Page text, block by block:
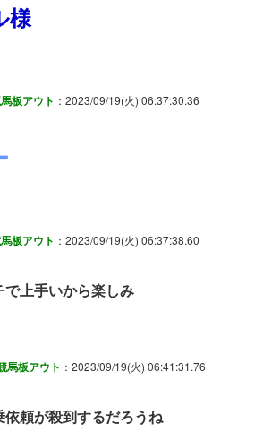
様
板アウト ：2023/09/19(火) 06:37:30.36
板アウト ：2023/09/19(火) 06:37:38.60
上手いから楽しみ
馬板アウト ：2023/09/19(火) 06:41:31.76
頼が殺到するだろうね